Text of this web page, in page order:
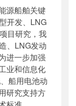
源船舶关键
开发、LNG
目研究，我
、LNG发动
进一步加强
业和信息化
船用电池动
研究支持方